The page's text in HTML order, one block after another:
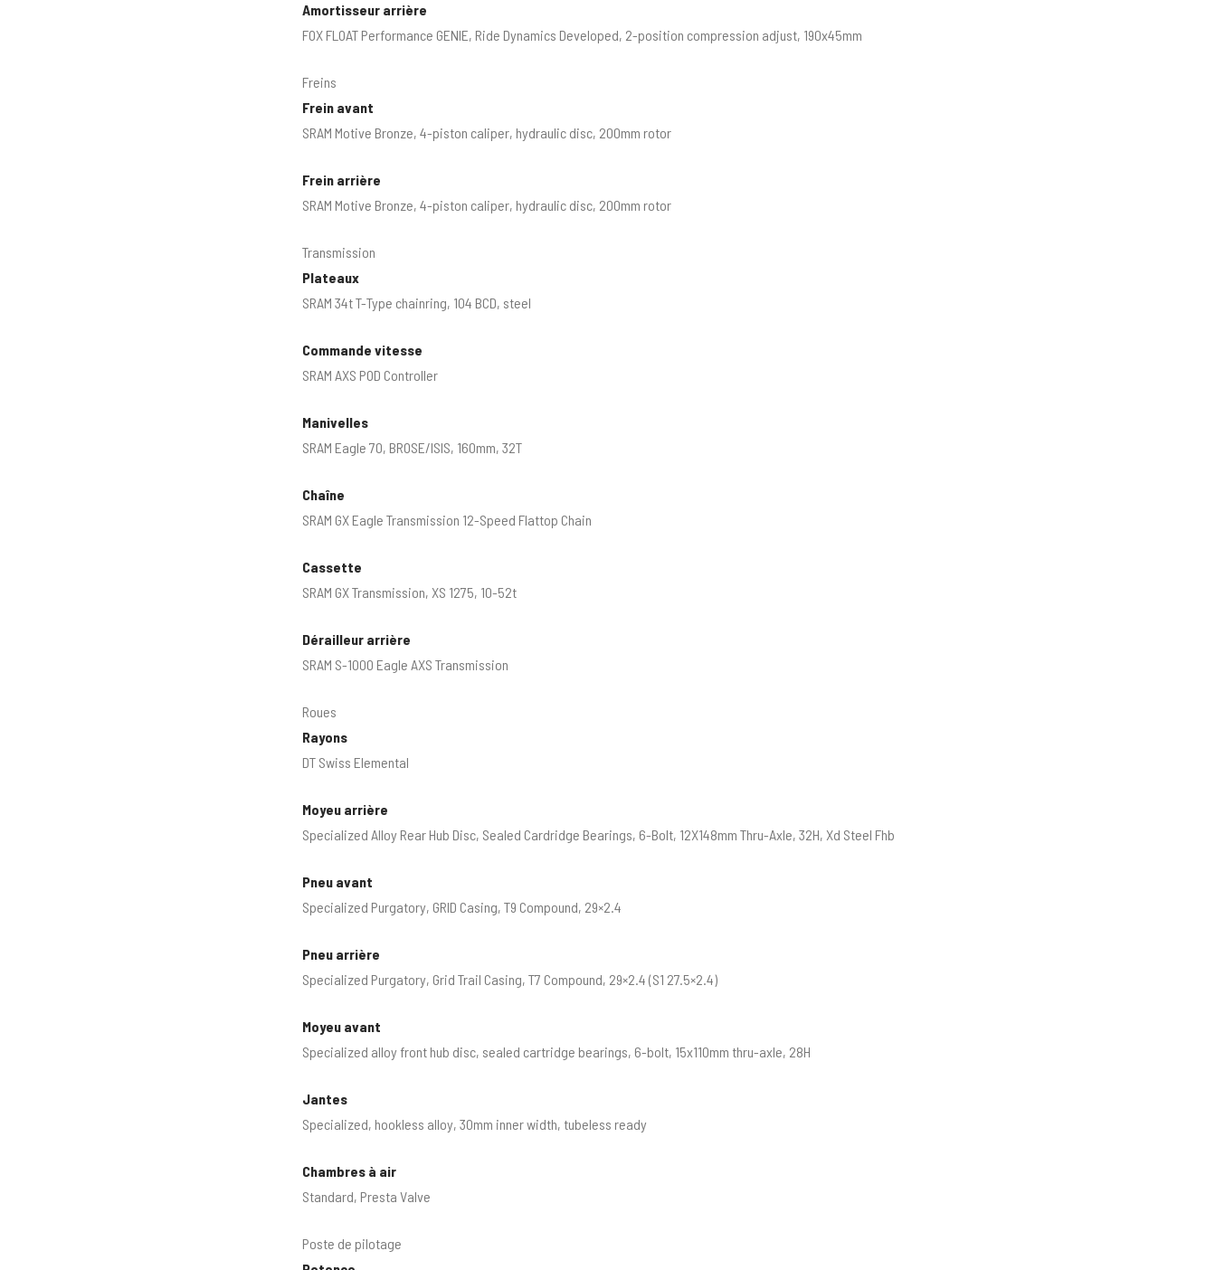
Amortisseur arrière
FOX FLOAT Performance GENIE, Ride Dynamics Developed, 2-position compression adjust, 190x45mm
Freins
Frein avant
SRAM Motive Bronze, 4-piston caliper, hydraulic disc, 200mm rotor
Frein arrière
SRAM Motive Bronze, 4-piston caliper, hydraulic disc, 200mm rotor
Transmission
Plateaux
SRAM 34t T-Type chainring, 104 BCD, steel
Commande vitesse
SRAM AXS POD Controller
Manivelles
SRAM Eagle 70, BROSE/ISIS, 160mm, 32T
Chaîne
SRAM GX Eagle Transmission 12-Speed Flattop Chain
Cassette
SRAM GX Transmission, XS 1275, 10-52t
Dérailleur arrière
SRAM S-1000 Eagle AXS Transmission
Roues
Rayons
DT Swiss Elemental
Moyeu arrière
Specialized Alloy Rear Hub Disc, Sealed Cardridge Bearings, 6-Bolt, 12X148mm Thru-Axle, 32H, Xd Steel Fhb
Pneu avant
Specialized Purgatory, GRID Casing, T9 Compound, 29×2.4
Pneu arrière
Specialized Purgatory, Grid Trail Casing, T7 Compound, 29×2.4 (S1 27.5×2.4)
Moyeu avant
Specialized alloy front hub disc, sealed cartridge bearings, 6-bolt, 15x110mm thru-axle, 28H
Jantes
Specialized, hookless alloy, 30mm inner width, tubeless ready
Chambres à air
Standard, Presta Valve
Poste de pilotage